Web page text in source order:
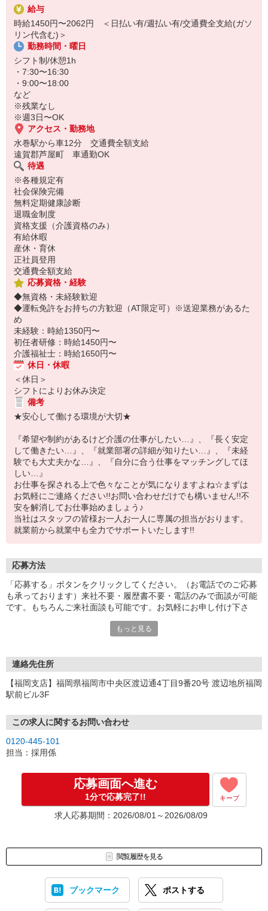
未経験でも全く問題なし。
真面目に取り組めば着実に成長し、
様々なことができるようになります！！
昨日の自分より、確実に仕事ができる自分になれる。
応募を待っています！！！
給与
時給1450円〜2062円 ＜日払い有/週払い有/交通費全支給(ガソ
リン代含む)＞
勤務時間・曜日
シフト制/休憩1h
・7:30〜16:30
・9:00〜18:00
など
※残業なし
※週3日〜OK
アクセス・勤務地
水巻駅から車12分 交通費全額支給
遠賀郡芦屋町 車通勤OK
待遇
※各種規定有
社会保険完備
無料定期健康診断
退職金制度
資格支援（介護資格のみ）
有給休暇
産休・育休
正社員登用
交通費全額支給
応募資格・経験
◆無資格・未経験歓迎
◆運転免許をお持ちの方歓迎（AT限定可）※送迎業務があるた
め
未経験：時給1350円〜
初任者研修：時給1450円〜
介護福祉士：時給1650円〜
休日・休暇
＜休日＞
シフトによりお休み決定
備考
★安心して働ける環境が大切★
『希望や制約があるけど介護の仕事がしたい…』、『長く安定
して働きたい…』、『就業部署の詳細が知りたい…』、『未経
験でも大丈夫かな…』、『自分に合う仕事をマッチングしてほ
しい…』
お仕事を探される上で色々なことが気になりますよね☆まずは
お気軽にご連絡ください!!お問い合わせだけでも構いません!!不
安を解消してお仕事始めましょう♪
当社はスタッフの皆様お一人お一人に専属の担当がおります。
就業前から就業中も全力でサポートいたします!!
応募方法
「応募する」ボタンをクリックしてください。（お電話でのご応募
も承っております）来社不要・履歴書不要・電話のみで面談が可能
です。もちろんご来社面談も可能です。お気軽にお申し付け下さ
もっと見る
連絡先住所
【福岡支店】福岡県福岡市中央区渡辺通4丁目9番20号 渡辺地所福岡
駅前ビル3F
この求人に関するお問い合わせ
0120-445-101
担当：採用係
応募画面へ進む
1分で応募完了!! キープ
求人応募期間：2026/08/01～2026/08/09
閲覧履歴を見る
ブックマーク ポストする